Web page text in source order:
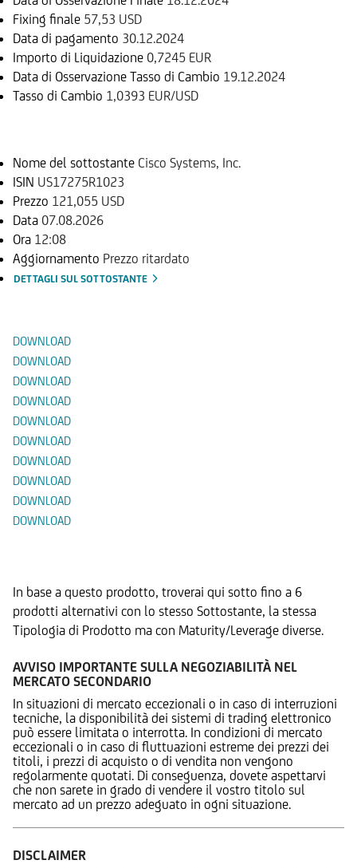
Fixing finale 57,53 USD
Data di pagamento 30.12.2024
Importo di Liquidazione 0,7245 EUR
Data di Osservazione Tasso di Cambio 19.12.2024
Tasso di Cambio 1,0393 EUR/USD
Nome del sottostante Cisco Systems, Inc.
ISIN US17275R1023
Prezzo 121,055 USD
Data 07.08.2026
Ora 12:08
Aggiornamento Prezzo ritardato
DETTAGLI SUL SOTTOSTANTE
DOWNLOAD
DOWNLOAD
DOWNLOAD
DOWNLOAD
DOWNLOAD
DOWNLOAD
DOWNLOAD
DOWNLOAD
DOWNLOAD
DOWNLOAD
In base a questo prodotto, troverai qui sotto fino a 6
prodotti alternativi con lo stesso Sottostante, la stessa
Tipologia di Prodotto ma con Maturity/Leverage diverse.
AVVISO IMPORTANTE SULLA NEGOZIABILITÀ NEL
MERCATO SECONDARIO
In situazioni di mercato eccezionali o in caso di interruzioni
tecniche, la disponibilità dei sistemi di trading elettronico
può essere limitata o interrotta. In condizioni di mercato
eccezionali o in caso di fluttuazioni estreme dei prezzi dei
titoli, i prezzi di acquisto o di vendita non vengono
regolarmente quotati. Di conseguenza, dovete aspettarvi
che non sarete in grado di vendere il vostro titolo sul
mercato ad un prezzo adeguato in ogni situazione.
DISCLAIMER